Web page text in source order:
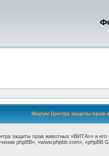
Форум Центра защиты прав
защиты прав животных «ВИТА»» и
phpBB», «www.phpbb.com»,